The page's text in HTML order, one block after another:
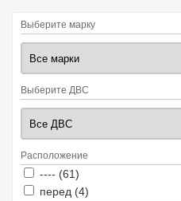
Выберите марку
Выберите ДВС
Расположение
Apply ---- filter
---- (61)
Apply перед filter
перед (4)